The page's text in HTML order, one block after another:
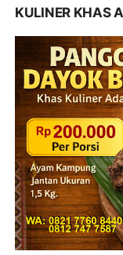
KULINER KHAS